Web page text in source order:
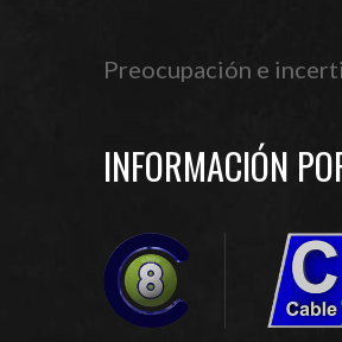
Preocupación e
INFORMACIÓN